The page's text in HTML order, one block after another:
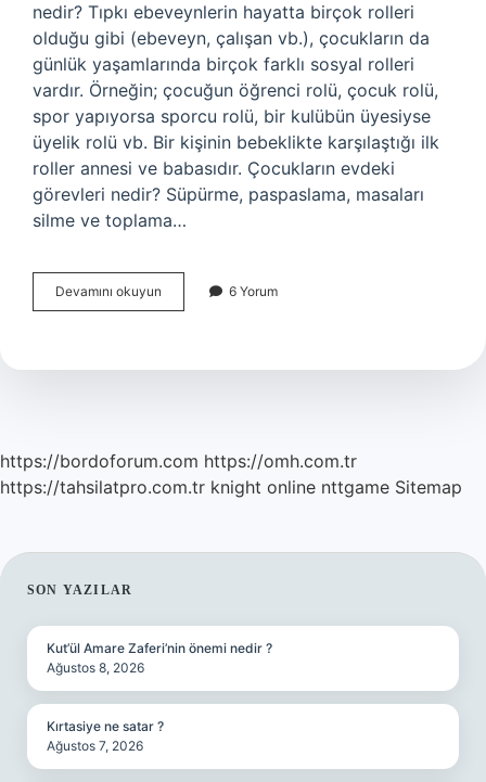
nedir? Tıpkı ebeveynlerin hayatta birçok rolleri
olduğu gibi (ebeveyn, çalışan vb.), çocukların da
günlük yaşamlarında birçok farklı sosyal rolleri
vardır. Örneğin; çocuğun öğrenci rolü, çocuk rolü,
spor yapıyorsa sporcu rolü, bir kulübün üyesiyse
üyelik rolü vb. Bir kişinin bebeklikte karşılaştığı ilk
roller annesi ve babasıdır. Çocukların evdeki
görevleri nedir? Süpürme, paspaslama, masaları
silme ve toplama…
Devamını okuyun
Çocuğun
Nedir
6 Yorum
https://bordoforum.com https://omh.com.tr
https://tahsilatpro.com.tr knight online nttgame Sitemap
SIDEBAR
SON YAZILAR
Kut’ül Amare Zaferi’nin önemi nedir ?
Ağustos 8, 2026
Kırtasiye ne satar ?
Ağustos 7, 2026